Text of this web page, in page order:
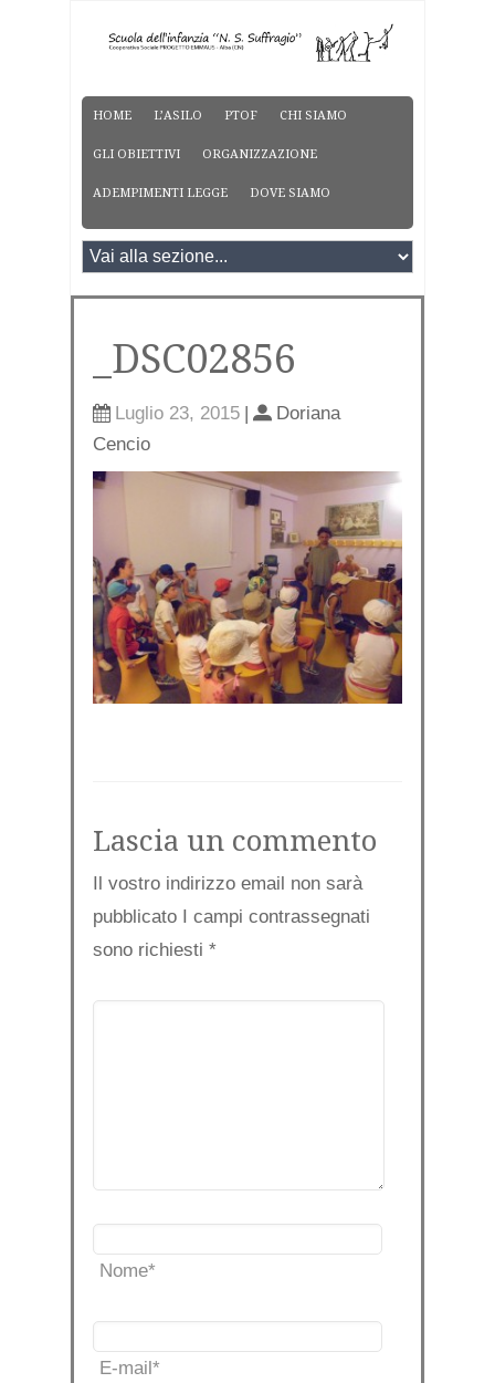
HOME L’ASILO PTOF CHI SIAMO
GLI OBIETTIVI ORGANIZZAZIONE
ADEMPIMENTI LEGGE DOVE SIAMO
_DSC02856
Luglio 23, 2015 |
Doriana
Cencio
Lascia un commento
Il vostro indirizzo email non sarà
pubblicato I campi contrassegnati
sono richiesti *
Nome*
E-mail*